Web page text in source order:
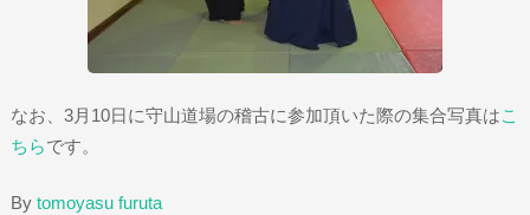
なお、3月10日に守山道場の稽古に参加頂いた際の集合写真はこ
ちらです。
By tomoyasu furuta